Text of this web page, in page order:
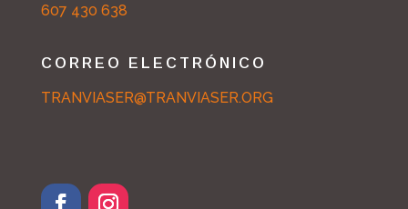
607 430 638
CORREO ELECTRÓNICO
TRANVIASER@TRANVIASER.ORG